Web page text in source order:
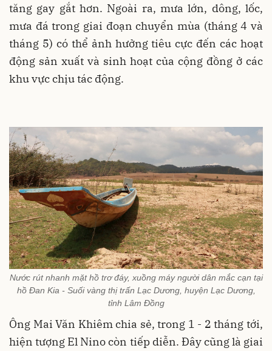
tăng gay gắt hơn. Ngoài ra, mưa lớn, dông, lốc,
mưa đá trong giai đoạn chuyển mùa (tháng 4 và
tháng 5) có thể ảnh hưởng tiêu cực đến các hoạt
động sản xuất và sinh hoạt của cộng đồng ở các
khu vực chịu tác động.
Nước rút nhanh mặt hồ trơ đáy, xuồng máy người dân mắc cạn tại
hồ Đan Kia - Suối vàng thị trấn Lạc Dương, huyện Lạc Dương,
tỉnh Lâm Đồng
Ông Mai Văn Khiêm chia sẻ, trong 1 - 2 tháng tới,
hiện tượng El Nino còn tiếp diễn. Đây cũng là giai